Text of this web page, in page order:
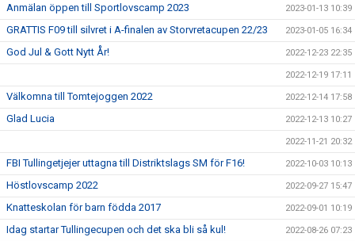
Anmälan öppen till Sportlovscamp 2023 2023-01-13 10:39
GRATTIS F09 till silvret i A-finalen av Storvretacupen 22/23 2023-01-05 16:34
God Jul & Gott Nytt År! 2022-12-23 22:35
2022-12-19 17:11
Välkomna till Tomtejoggen 2022 2022-12-14 17:58
Glad Lucia 2022-12-13 10:27
2022-11-21 20:32
FBI Tullingetjejer uttagna till Distriktslags SM för F16! 2022-10-03 10:13
Höstlovscamp 2022 2022-09-27 15:47
Knatteskolan för barn födda 2017 2022-09-01 10:19
Idag startar Tullingecupen och det ska bli så kul! 2022-08-26 07:23